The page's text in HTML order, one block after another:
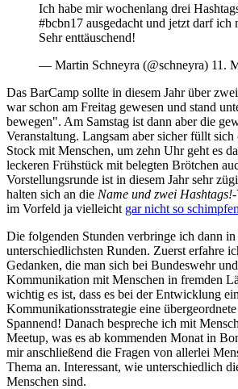
Ich habe mir wochenlang drei
#bcbn17 ausgedacht und jetzt darf ich
Sehr enttäuschend!
— Martin Schneyra (@schneyra) 11.
Das BarCamp sollte in diesem Jahr über
war schon am Freitag gewesen und stand
bewegen". Am Samstag ist dann aber die
Veranstaltung. Langsam aber sicher füllt
Stock mit Menschen, um zehn Uhr geht es
leckeren Frühstück mit belegten Brötchen
Vorstellungsrunde ist in diesem Jahr sehr
halten sich an die Name und zwei Hashtags!
im Vorfeld ja vielleicht gar nicht so
Die folgenden Stunden verbringe ich dann in
unterschiedlichsten Runden. Zuerst erfahre
Gedanken, die man sich bei Bundeswehr
Kommunikation mit Menschen in fremden
wichtig es ist, dass es bei der Entwicklung
Kommunikationsstrategie eine
Spannend! Danach bespreche ich mit
Meetup, was es ab kommenden Monat in
mir anschließend die Fragen von allerlei
Thema an. Interessant, wie unterschiedlich
Menschen sind.